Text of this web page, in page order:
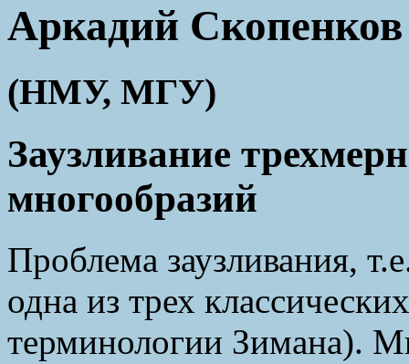
Аркадий Скопенков
(НМУ, МГУ)
Заузливание
многообразий
Проблема заузливания,
одна из трех
терминологии Зимана).